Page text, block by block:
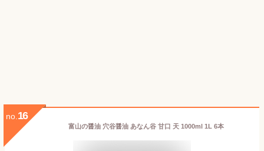
no. 16
富山の醤油 穴谷醤油 あなん谷 甘口 天 1000ml 1L 6本